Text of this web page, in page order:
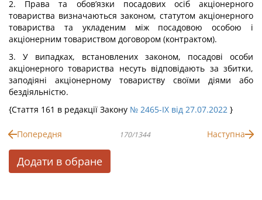
2. Права та обов’язки посадових осіб акціонерного
товариства визначаються законом, статутом акціонерного
товариства та укладеним між посадовою особою і
акціонерним товариством договором (контрактом).
3. У випадках, встановлених законом, посадові особи
акціонерного товариства несуть відповідають за збитки,
заподіяні акціонерному товариству своїми діями або
бездіяльністю.
{Стаття 161 в редакції Закону № 2465-IX від 27.07.2022 }
Попередня 170/1344 Наступна
Додати в обране